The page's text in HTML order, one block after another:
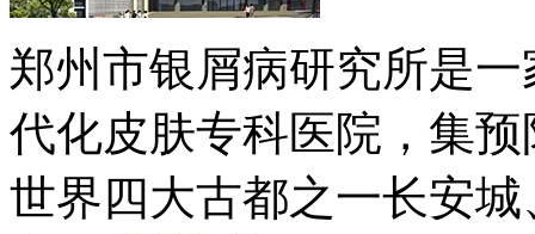
郑州市银屑病研究所是
代化皮肤专科医院，集
世界四大古都之一长安